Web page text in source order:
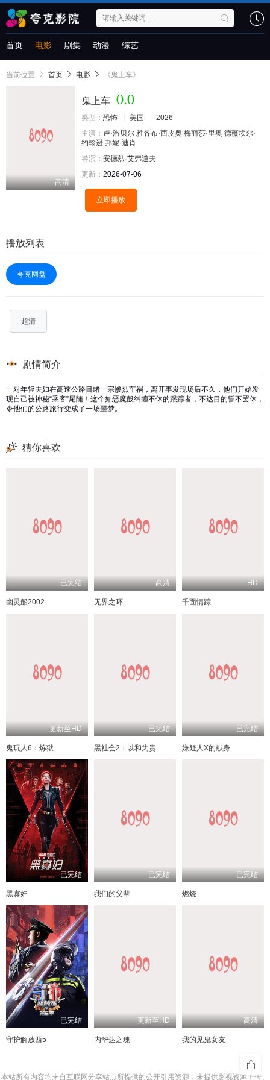
首页 电影 剧集 动漫 综艺
当前位置 首页 电影 《鬼上车》
高清
鬼上车 0.0
类型： 恐怖 美国
2026
主演： 卢·洛贝尔 雅各布·西皮奥 梅丽莎·里奥 德薇埃尔·
约翰逊 邦妮·迪肖
导演： 安德烈·艾弗道夫
更新： 2026-07-06
立即播放
播放列表
夸克网盘
超清
剧情简介
一对年轻夫妇在高速公路目睹一宗惨烈车祸，离开事发现场后不久，他们开始发
现自己被神秘“乘客”尾随！这个如恶魔般纠缠不休的跟踪者，不达目的誓不罢休，
令他们的公路旅行变成了一场噩梦。
猜你喜欢
已完结
幽灵船2002
高清
无界之环
HD
千面情踪
更新至HD
鬼玩人6：炼狱
已完结
黑社会2：以和为贵
已完结
嫌疑人X的献身
已完结
黑寡妇
已完结
我们的父辈
已完结
燃烧
已完结
守护解放西5
更新至HD
内华达之瑰
高清
我的见鬼女友
本站所有内容均来自互联网分享站点所提供的公开引用资源，未提供影视资源上传、